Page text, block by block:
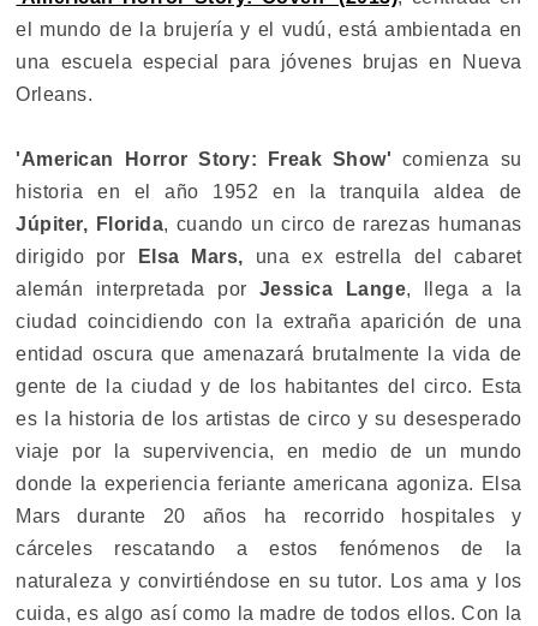
el mundo de la brujería y el vudú, está ambientada en
una escuela especial para jóvenes brujas en Nueva
Orleans.
'American Horror Story: Freak Show' comienza su
historia en el año 1952 en la tranquila aldea de
Júpiter, Florida, cuando un circo de rarezas humanas
dirigido por
Elsa Mars, una ex estrella del cabaret
alemán interpretada por Jessica Lange, llega a la
ciudad coincidiendo con la extraña aparición de una
entidad oscura que amenazará brutalmente la vida de
gente de la ciudad y de los habitantes del circo. Esta
es la historia de los artistas de circo y su desesperado
viaje por la supervivencia, en medio de un mundo
donde la experiencia feriante americana agoniza. Elsa
Mars durante 20 años ha recorrido hospitales y
cárceles rescatando a estos fenómenos de la
naturaleza y convirtiéndose en su tutor. Los ama y los
cuida, es algo así como la madre de todos ellos. Con la